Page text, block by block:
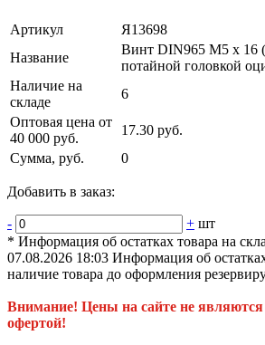
Артикул
Я13698
Название
Винт DIN965 М5 х 16
потайной головкой
Наличие на
складе
6
Оптовая цена от
40 000 руб.
17.30 руб.
Сумма, руб.
0
Добавить в заказ:
- + шт
* Информация об остатках товара на
07.08.2026 18:03 Информация об
наличие товара до оформления
Внимание! Цены на сайте не
офертой!